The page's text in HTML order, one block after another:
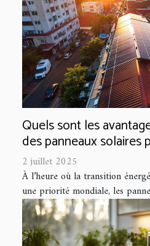
Quels sont les
des panneaux solaires
2 juillet 2025
À l’heure où la transition
une priorité mondiale, les